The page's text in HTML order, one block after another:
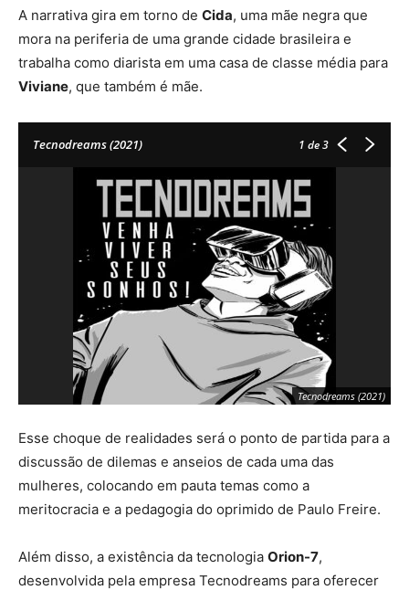
A narrativa gira em torno de Cida, uma mãe negra que
mora na periferia de uma grande cidade brasileira e
trabalha como diarista em uma casa de classe média para
Viviane, que também é mãe.
Tecnodreams (2021) 1 de 3
Tecnodreams (2021)
Esse choque de realidades será o ponto de partida para a
discussão de dilemas e anseios de cada uma das
mulheres, colocando em pauta temas como a
meritocracia e a pedagogia do oprimido de Paulo Freire.
Além disso, a existência da tecnologia Orion-7,
desenvolvida pela empresa Tecnodreams para oferecer